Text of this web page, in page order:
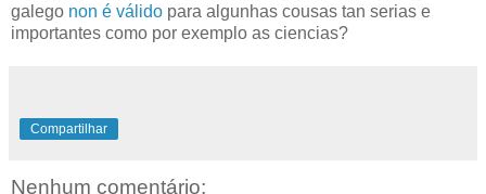
galego non é válido para algunhas cousas tan serias e
importantes como por exemplo as ciencias?
Compartilhar
Nenhum comentário: